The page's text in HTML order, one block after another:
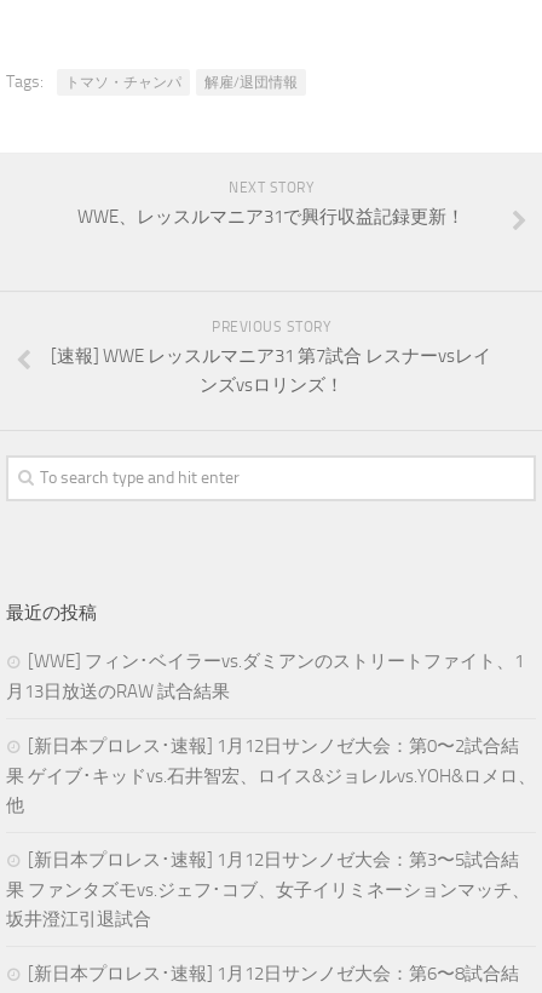
Tags: トマソ・チャンパ 解雇/退団情報
NEXT STORY
WWE、レッスルマニア31で興行収益記録更新！
PREVIOUS STORY
[速報] WWE レッスルマニア31 第7試合 レスナーvsレイ
ンズvsロリンズ！
最近の投稿
[WWE] フィン･ベイラーvs.ダミアンのストリートファイト、1
月13日放送のRAW 試合結果
[新日本プロレス･速報] 1月12日サンノゼ大会：第0〜2試合結
果 ゲイブ･キッドvs.石井智宏、ロイス&ジョレルvs.YOH&ロメロ、
他
[新日本プロレス･速報] 1月12日サンノゼ大会：第3〜5試合結
果 ファンタズモvs.ジェフ･コブ、女子イリミネーションマッチ、
坂井澄江引退試合
[新日本プロレス･速報] 1月12日サンノゼ大会：第6〜8試合結